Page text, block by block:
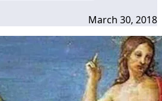
March 30, 2018